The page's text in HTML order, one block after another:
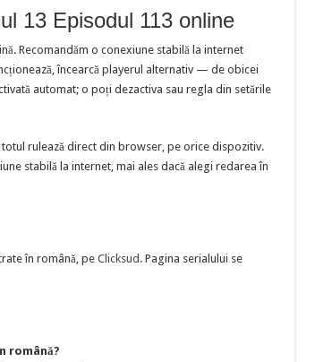
13 Episodul 113 online
Recomandăm o conexiune stabilă la internet
încearcă playerul alternativ — de obicei
automat; o poți dezactiva sau regla din setările
rulează direct din browser, pe orice dispozitiv.
stabilă la internet, mai ales dacă alegi redarea în
în română, pe Clicksud . Pagina serialului se
română?